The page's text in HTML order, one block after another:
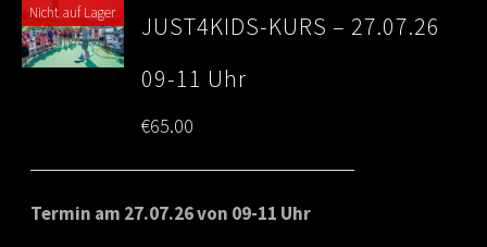
Nicht auf Lager
JUST4KIDS-KURS – 27.07.26
09-11 Uhr
€65.00
Termin am 27.07.26 von 09-11 Uhr